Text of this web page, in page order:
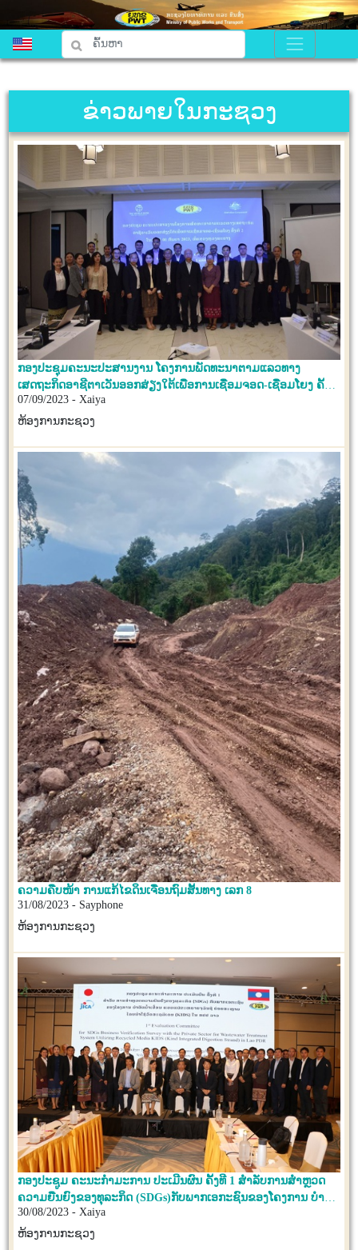
ຂ່າວພາຍໃນກະຊວງ
ກອງປະຊຸມຄະນະປະສານງານ ໂຄງການພັດທະນາຕາມແລວທາງ
ເສດຖະກິດອາຊີຕາເວັນອອກສ່ຽງໃຕ້ເພື່ອການເຊື່ອມຈອດ-ເຊື່ອມໂຍງ ຄັ້ງທີ
2
07/09/2023 - Xaiya
ຫ້ອງການກະຊວງ
ຄວາມຄືບໜ້າ ການແກ້ໄຂດິນເຈື່ອນຖົມສັ້ນທາງ ເລກ 8
31/08/2023 - Sayphone
ຫ້ອງການກະຊວງ
ກອງປະຊູມ ຄະນະກຳມະການ ປະເມີນຜົນ ຄັ້ງທີ 1 ສຳລັບການສຳຫຼວດ
ຄວາມຍືນຍົງຂອງທຸລະກິດ (SDGs)ກັບພາກເອກະຊົນຂອງໂຄງການ ບຳບັດ
ນ້ຳເປື້ອນ ແບບແຜ່ຂະຫຍາຍຈຸລິນຊີ ຍ່ອຍສະຫລາຍ ໂດຍການນຳໃຊ້ວັດ
ສະດຸມີເດຍ(KIDS)ໃນ ສປປ ລາວ
30/08/2023 - Xaiya
ຫ້ອງການກະຊວງ